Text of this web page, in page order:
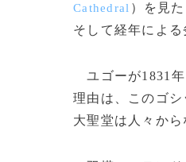
Cathedral ）を見
そして経年による
ユゴーが1831年
理由は、このゴ
大聖堂は人々か